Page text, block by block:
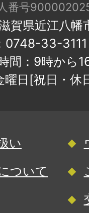
番号
賀県近江八幡
0748-33-
間：9時から
曜日[祝日・
い
ついて